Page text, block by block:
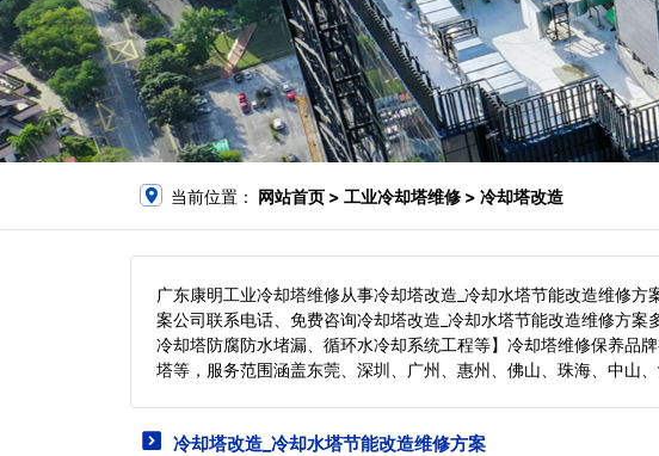
当前位置： 网站首页 > 工业冷却塔维修 > 冷却塔改造
广东康明工业冷却塔维修从事冷却塔改造_冷却水塔节能改造维修
案公司联系电话、免费咨询冷却塔改造_冷却水塔节能改造维修方
冷却塔防腐防水堵漏、循环水冷却系统工程等】冷却塔维修保养品
塔等，服务范围涵盖东莞、深圳、广州、惠州、佛山、珠海、中山、
冷却塔改造_冷却水塔节能改造维修方案